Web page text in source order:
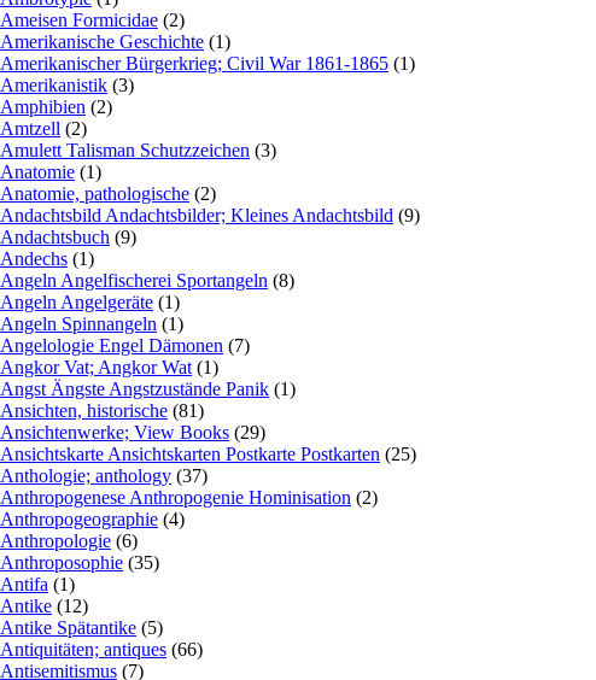
Ameisen Formicidae (2)
Amerikanische Geschichte (1)
Amerikanischer Bürgerkrieg; Civil War 1861-1865 (1)
Amerikanistik (3)
Amphibien (2)
Amtzell (2)
Amulett Talisman Schutzzeichen (3)
Anatomie (1)
Anatomie, pathologische (2)
Andachtsbild Andachtsbilder; Kleines Andachtsbild (9)
Andachtsbuch (9)
Andechs (1)
Angeln Angelfischerei Sportangeln (8)
Angeln Angelgeräte (1)
Angeln Spinnangeln (1)
Angelologie Engel Dämonen (7)
Angkor Vat; Angkor Wat (1)
Angst Ängste Angstzustände Panik (1)
Ansichten, historische (81)
Ansichtenwerke; View Books (29)
Ansichtskarte Ansichtskarten Postkarte Postkarten (25)
Anthologie; anthology (37)
Anthropogenese Anthropogenie Hominisation (2)
Anthropogeographie (4)
Anthropologie (6)
Anthroposophie (35)
Antifa (1)
Antike (12)
Antike Spätantike (5)
Antiquitäten; antiques (66)
Antisemitismus (7)